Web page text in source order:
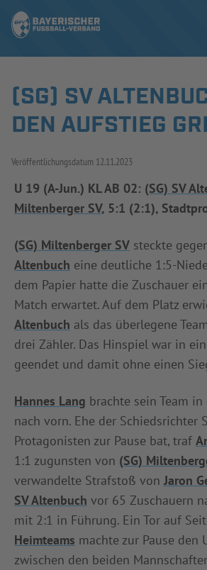
SPIELBETRIEB & VERBANDSLEBEN
AUSBILDUNG & FÖRDERUNG
DER VERBAND
(SG) SV
DEN AUFSTIEG
Veröffentlichungsdatum 12.11.2023
U 19 (A-Jun.) KL AB 02: (SG) SV
Miltenberger SV, 5:1 (2:1),
(SG) Miltenberger SV steckte
Altenbuch eine deutliche 1:5-
dem Papier hatte die Zuschauer
Match erwartet. Auf dem Platz
Altenbuch als das überlegene
drei Zähler. Das Hinspiel war in
geendet und damit ohne einen
Hannes Lang brachte sein Team
nach vorn. Ehe der Schiedsrichter
Protagonisten zur Pause bat, traf
1:1 zugunsten von (SG)
verwandelte Strafstoß von Jaron
SV Altenbuch vor 65 Zuschauern
mit 2:1 in Führung. Ein Tor auf
Heimteams machte zur Pause den
zwischen den beiden